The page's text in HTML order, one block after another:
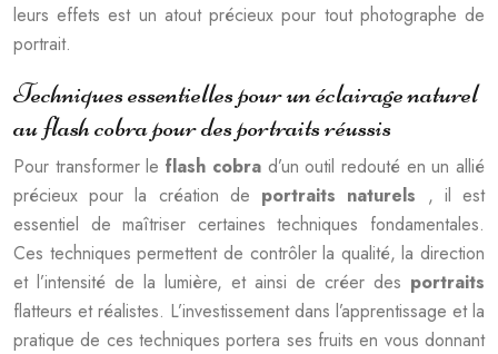
leurs effets est un atout précieux pour tout photographe de
portrait.
Techniques essentielles pour un éclairage naturel
au flash cobra pour des portraits réussis
Pour transformer leflash cobra d’un outil redouté en un allié
précieux pour la création de portraits naturels , il est
essentiel de maîtriser certaines techniques fondamentales.
Ces techniques permettent de contrôler la qualité, la direction
et l’intensité de la lumière, et ainsi de créer des portraits
flatteurs et réalistes. L’investissement dans l’apprentissage et la
pratique de ces techniques portera ses fruits en vous donnant